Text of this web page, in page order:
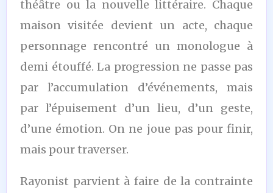
théâtre ou la nouvelle littéraire. Chaque
maison visitée devient un acte, chaque
personnage rencontré un monologue à
demi étouffé. La progression ne passe pas
par l’accumulation d’événements, mais
par l’épuisement d’un lieu, d’un geste,
d’une émotion. On ne joue pas pour finir,
mais pour traverser.
Rayonist parvient à faire de la contrainte